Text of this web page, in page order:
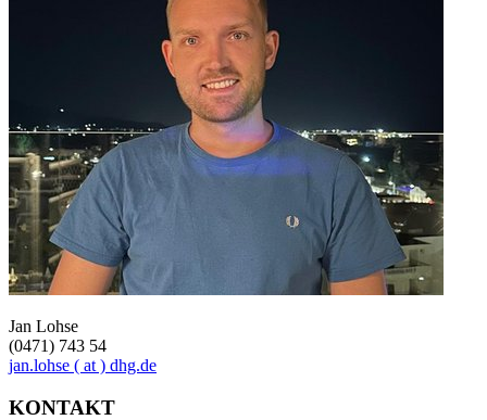
Jan Lohse
(0471) 743 54
jan.lohse ( at ) dhg.de
KONTAKT